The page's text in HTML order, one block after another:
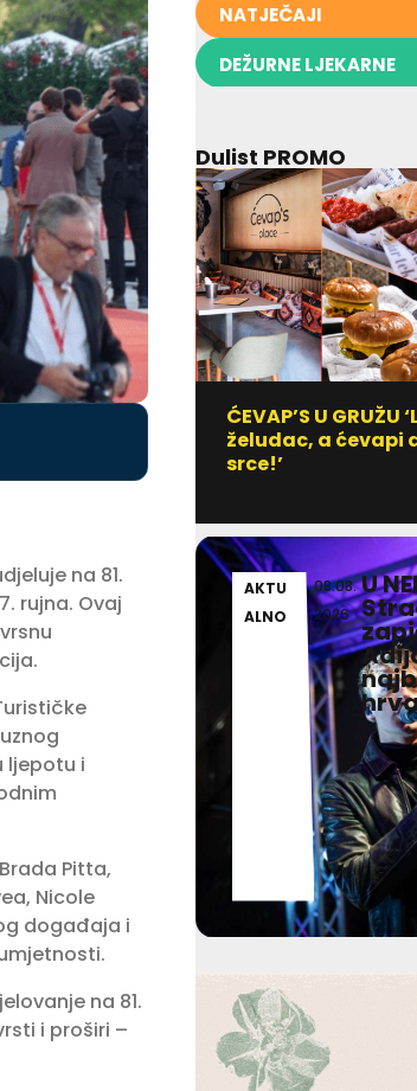
na 81.
rujna. Ovaj
ljepotu i
Pitta,
Nicole
događaja i
na 81.
i proširi –
NATJEČAJI
DEŽURNE LJEKARNE
Dulist PROMO
ĆEVAP’S U
želudac, a ćevapi
srce!’
AKTU
ALNO
08.08.
2026
U